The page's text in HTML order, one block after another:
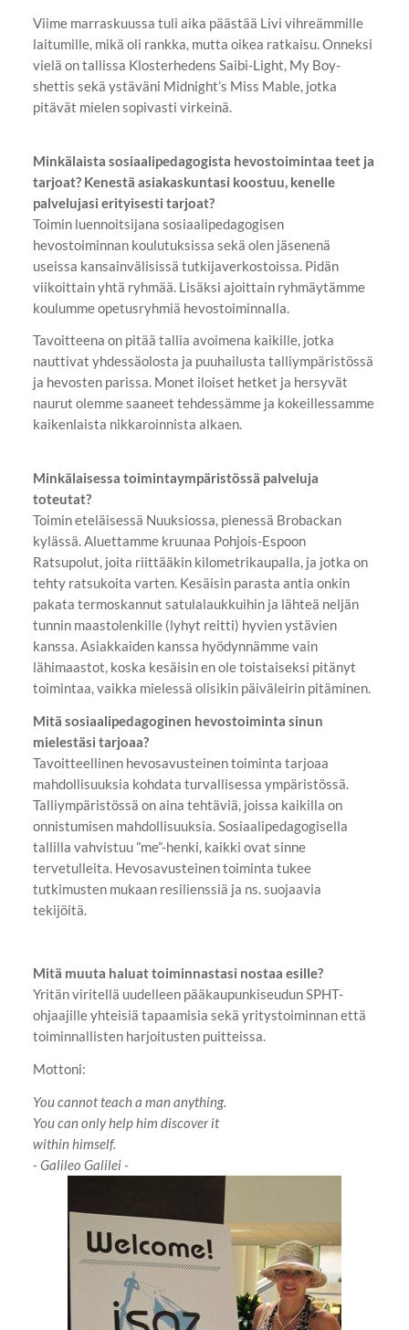
Viime marraskuussa tuli aika päästää Livi vihreämmille
laitumille, mikä oli rankka, mutta oikea ratkaisu. Onneksi
vielä on tallissa Klosterhedens Saibi-Light, My Boy-
shettis sekä ystäväni Midnight’s Miss Mable, jotka
pitävät mielen sopivasti virkeinä.
Minkälaista sosiaalipedagogista hevostoimintaa teet ja
tarjoat? Kenestä asiakaskuntasi koostuu, kenelle
palvelujasi erityisesti tarjoat?
Toimin luennoitsijana sosiaalipedagogisen
hevostoiminnan koulutuksissa sekä olen jäsenenä
useissa kansainvälisissä tutkijaverkostoissa. Pidän
viikoittain yhtä ryhmää. Lisäksi ajoittain ryhmäytämme
koulumme opetusryhmiä hevostoiminnalla.
Tavoitteena on pitää tallia avoimena kaikille, jotka
nauttivat yhdessäolosta ja puuhailusta talliympäristössä
ja hevosten parissa. Monet iloiset hetket ja hersyvät
naurut olemme saaneet tehdessämme ja kokeillessamme
kaikenlaista nikkaroinnista alkaen.
Minkälaisessa toimintaympäristössä palveluja
toteutat?
Toimin eteläisessä Nuuksiossa, pienessä Brobackan
kylässä. Aluettamme kruunaa Pohjois-Espoon
Ratsupolut, joita riittääkin kilometrikaupalla, ja jotka on
tehty ratsukoita varten. Kesäisin parasta antia onkin
pakata termoskannut satulalaukkuihin ja lähteä neljän
tunnin maastolenkille (lyhyt reitti) hyvien ystävien
kanssa. Asiakkaiden kanssa hyödynnämme vain
lähimaastot, koska kesäisin en ole toistaiseksi pitänyt
toimintaa, vaikka mielessä olisikin päiväleirin pitäminen.
Mitä sosiaalipedagoginen hevostoiminta sinun
mielestäsi tarjoaa?
Tavoitteellinen hevosavusteinen toiminta tarjoaa
mahdollisuuksia kohdata turvallisessa ympäristössä.
Talliympäristössä on aina tehtäviä, joissa kaikilla on
onnistumisen mahdollisuuksia. Sosiaalipedagogisella
tallilla vahvistuu ”me”-henki, kaikki ovat sinne
tervetulleita. Hevosavusteinen toiminta tukee
tutkimusten mukaan resilienssiä ja ns. suojaavia
tekijöitä.
Mitä muuta haluat toiminnastasi nostaa esille?
Yritän viritellä uudelleen pääkaupunkiseudun SPHT-
ohjaajille yhteisiä tapaamisia sekä yritystoiminnan että
toiminnallisten harjoitusten puitteissa.
Mottoni:
You cannot teach a man anything.
You can only help him discover it
within himself.
- Galileo Galilei -